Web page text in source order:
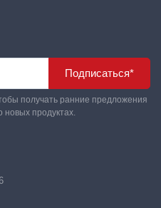
Подписаться*
получать ранние предложения
продуктах.